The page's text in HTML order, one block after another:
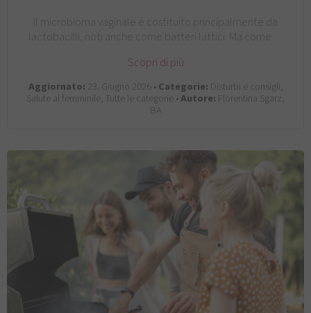
Il microbioma vaginale è costituito principalmente da
lactobacilli, noti anche come batteri lattici. Ma come…
Scopri di più
Aggiornato: 23. Giugno 2026 •Categorie: Disturbi e consigli,
Salute al femminile, Tutte le categorie •Autore: Florentina Sgarz,
BA